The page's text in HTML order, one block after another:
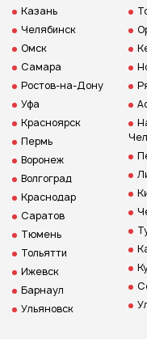
Казань
Челябинск
Омск
Самара
Ростов-на-Дону
Уфа
Красноярск
Пермь
Воронеж
Волгоград
Краснодар
Саратов
Тюмень
Тольятти
Ижевск
Барнаул
Ульяновск